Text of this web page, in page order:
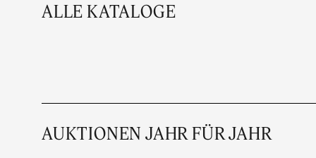
ALLE KATALOGE
AUKTIONEN JAHR FÜR JAHR